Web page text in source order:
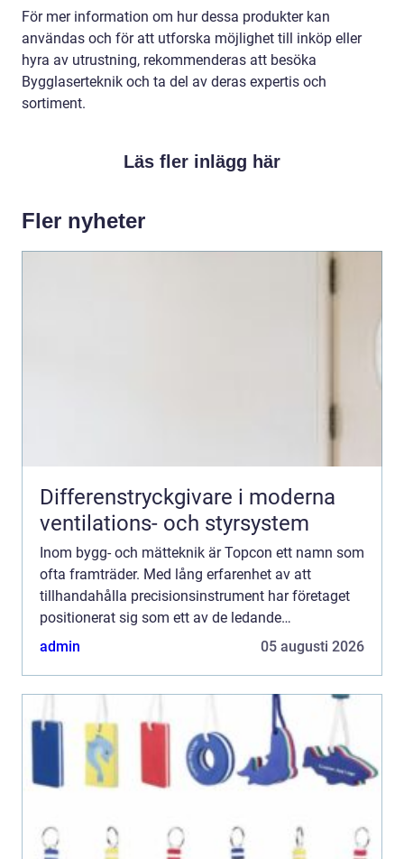
För mer information om hur dessa produkter kan
användas och för att utforska möjlighet till inköp eller
hyra av utrustning, rekommenderas att besöka
Bygglaserteknik och ta del av deras expertis och
sortiment.
Läs fler inlägg här
Fler nyheter
Differenstryckgivare i moderna
ventilations- och styrsystem
Inom bygg- och mätteknik är Topcon ett namn som
ofta framträder. Med lång erfarenhet av att
tillhandahålla precisionsinstrument har företaget
positionerat sig som ett av de ledande
varumärkena i branschen. Men vad...
admin 05 augusti 2026